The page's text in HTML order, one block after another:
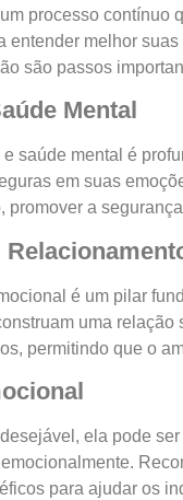
processo
entender melhor
são passos
Mental
saúde mental é
em suas
promover a
é um pilar
uma
permitindo que o
ela pode
para ajudar os